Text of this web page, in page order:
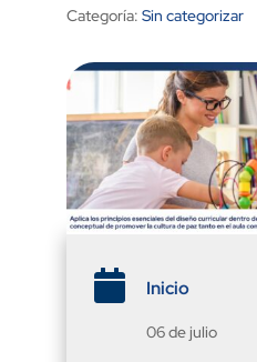
Categoría: Sin categorizar
 Inicio
06 de julio